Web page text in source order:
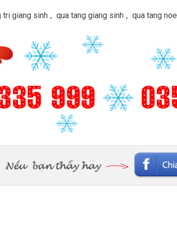
tri giang sinh , qua tang giang sinh , qua tang noel